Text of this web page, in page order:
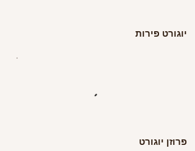
יוגורט פירות
פרוזן יוגורט